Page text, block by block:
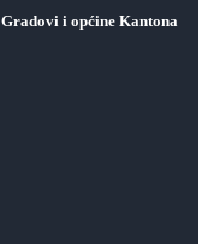
Gradovi i općine Kantona